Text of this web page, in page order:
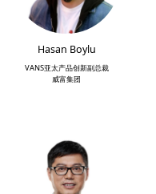
Hasan Boylu
VANS亚太产品创新副总裁
威富集团